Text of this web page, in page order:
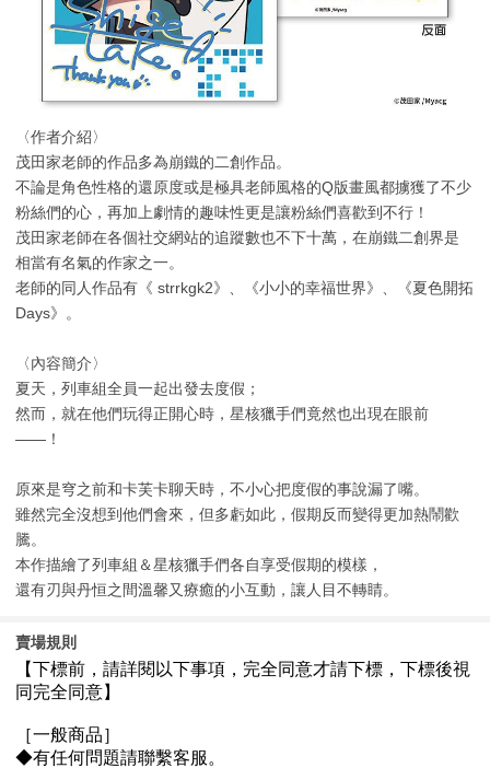
〈作者介紹〉
茂田家老師的作品多為崩鐵的二創作品。
不論是角色性格的還原度或是極具老師風格的Q版畫風都擄獲了不少
粉絲們的心，再加上劇情的趣味性更是讓粉絲們喜歡到不行！
茂田家老師在各個社交網站的追蹤數也不下十萬，在崩鐵二創界是
相當有名氣的作家之一。
老師的同人作品有《 strrkgk2》、《小小的幸福世界》、《夏色開拓
Days》。
〈內容簡介〉
夏天，列車組全員一起出發去度假；
然而，就在他們玩得正開心時，星核獵手們竟然也出現在眼前
——！
原來是穹之前和卡芙卡聊天時，不小心把度假的事說漏了嘴。
雖然完全沒想到他們會來，但多虧如此，假期反而變得更加熱鬧歡
騰。
本作描繪了列車組＆星核獵手們各自享受假期的模樣，
還有刃與丹恒之間溫馨又療癒的小互動，讓人目不轉睛。
賣場規則